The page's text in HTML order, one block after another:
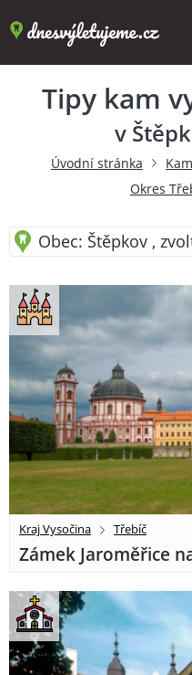
Tipy kam
v
Úvodní stránka
Okres
Obec: Štěpkov ,
Kraj Vysočina Třebíč
Zámek Jaroměřice